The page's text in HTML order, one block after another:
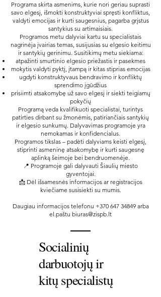
Programa skirta asmenims, kurie nori geriau suprasti
savo elgesį, išmokti konstruktyviai spręsti konfliktus,
valdyti emocijas ir kurti saugesnius, pagarba grįstus
santykius su artimaisiais.
Programos metu dalyviai kartu su specialistais
nagrinėja įvairias temas, susijusias su elgesio keitimu
ir santykių gerinimu. Susitikimų metu siekiama:
atpažinti smurtinio elgesio priežastis ir pasekmes
mokytis valdyti pyktį, įtampą ir kitas stiprias emocijas
ugdyti konstruktyvaus bendravimo ir konfliktų
sprendimo įgūdžius
prisiimti atsakomybę už savo elgesį ir siekti teigiamų
pokyčių
Programą veda kvalifikuoti specialistai, turintys
patirties dirbant su žmonėmis, patiriančiais santykių
ir elgesio sunkumų. Dalyvavimas programoje yra
nemokamas ir konfidencialus.
Programos tikslas – padėti dalyviams keisti elgesį,
stiprinti asmeninę atsakomybę ir kurti saugesnę
aplinką šeimoje bei bendruomenėje.
📍 Programoje gali dalyvauti Šiaulių miesto
gyventojai.
📩 Dėl išsamesnės informacijos ar registracijos
kviečiame susisiekti su mumis.
Daugiau informacijos telefonu +370 647 34849arba
el.paštu biuras@zispb.lt
Socialinių
darbuotojų ir
kitų specialistų